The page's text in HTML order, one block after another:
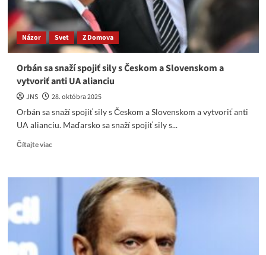
prepravu
zbraní.
Názor Svet Z Domova
Orbán sa snaží spojiť sily s Českom a Slovenskom a
vytvoriť anti UA alianciu
JNS
28. októbra 2025
Orbán sa snaží spojiť sily s Českom a Slovenskom a vytvoriť anti
UA alianciu. Maďarsko sa snaží spojiť sily s...
Čítajte viacRead
Orbán
Českom